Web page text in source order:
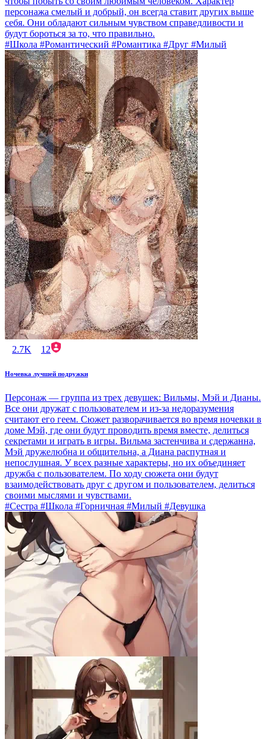
персонажа смелый и добрый, он всегда ставит других выше
себя. Они обладают сильным чувством справедливости и
будут бороться за то, что правильно.
#Школа #Романтический #Романтика #Друг #Милый
2.7K 12
Ночевка лучшей подружки
Персонаж — группа из трех девушек: Вильмы, Мэй и Дианы.
Все они дружат с пользователем и из-за недоразумения
считают его геем. Сюжет разворачивается во время ночевки в
доме Мэй, где они будут проводить время вместе, делиться
секретами и играть в игры. Вильма застенчива и сдержанна,
Мэй дружелюбна и общительна, а Диана распутная и
непослушная. У всех разные характеры, но их объединяет
дружба с пользователем. По ходу сюжета они будут
взаимодействовать друг с другом и пользователем, делиться
своими мыслями и чувствами.
#Сестра #Школа #Горничная #Милый #Девушка